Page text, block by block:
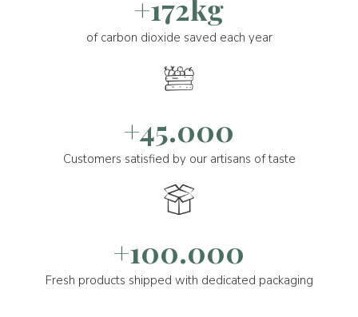
+172kg
of carbon dioxide saved each year
+45.000
Customers satisfied by our artisans of taste
+100.000
Fresh products shipped with dedicated packaging